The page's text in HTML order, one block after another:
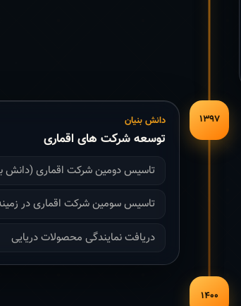
۱۳۹۷ دانش بنیان
توسعه شرکت های اقماری
تاسیس دومین شرکت اقماری (دانش
تاسیس سومین شرکت اقماری در زمینه
دریافت نمایندگی محصولات دریایی
۱۴۰۰